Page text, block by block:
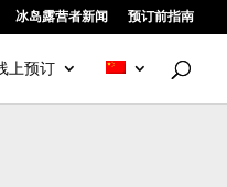
冰岛露营者新闻 预订前指南
上预订